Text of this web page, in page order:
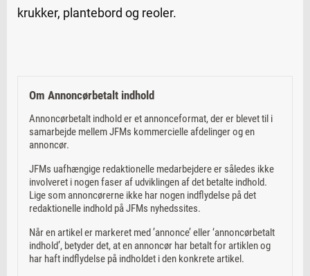
krukker, plantebord og reoler.
Om Annoncørbetalt indhold
Annoncørbetalt indhold er et annonceformat, der er blevet til i
samarbejde mellem JFMs kommercielle afdelinger og en
annoncør.
JFMs uafhængige redaktionelle medarbejdere er således ikke
involveret i nogen faser af udviklingen af det betalte indhold.
Lige som annoncørerne ikke har nogen indflydelse på det
redaktionelle indhold på JFMs nyhedssites.
Når en artikel er markeret med ’annonce’ eller ‘annoncørbetalt
indhold’, betyder det, at en annoncør har betalt for artiklen og
har haft indflydelse på indholdet i den konkrete artikel.